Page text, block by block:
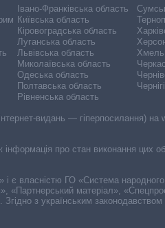
Івано-Франківська область
Київська область
Кіровоградська область
Луганська область
Львівська область
Миколаївська область
Одеська область
Полтавська область
Рівненська область
видань — гіперпосилання)
про стан виконання цих
і є власністю ГО «Система
«Партнерський матеріал»,
з українським